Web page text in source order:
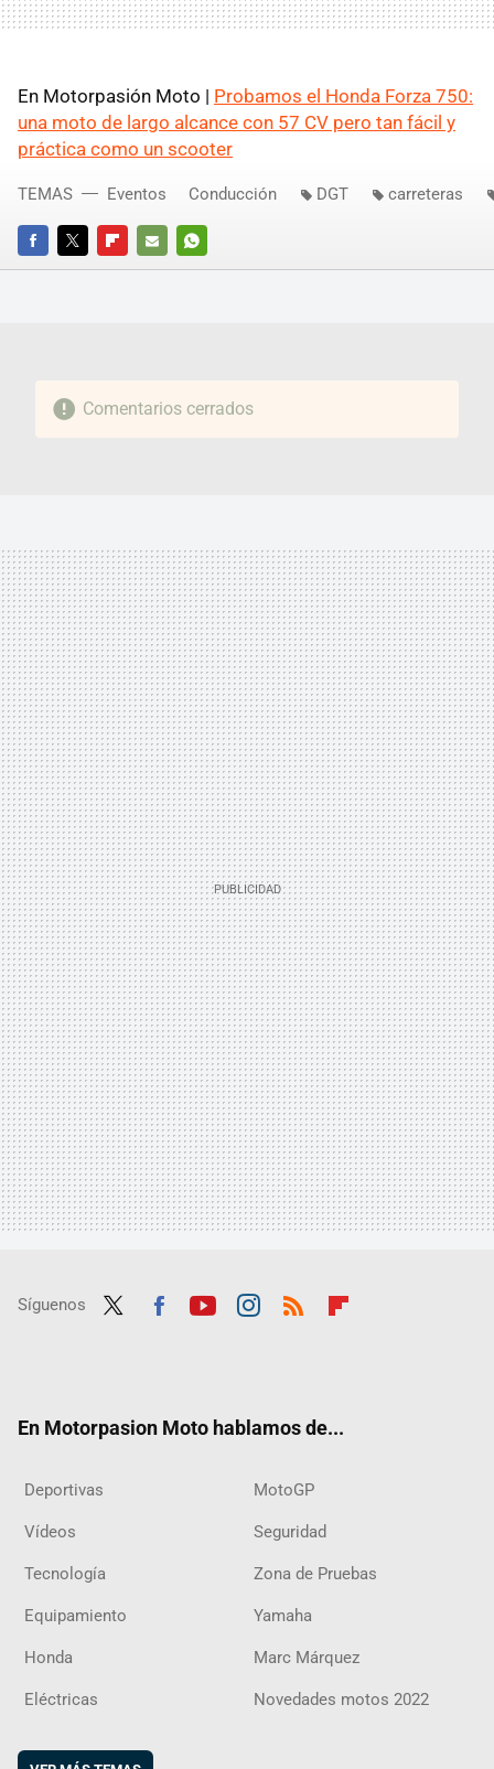
En Motorpasión Moto | Probamos el Honda Forza 750:
una moto de largo alcance con 57 CV pero tan fácil y
práctica como un scooter
FACEBOOKTWITTERFLIPBOARD
E-
WHATSAPP
TEMAS Eventos Conducción DGT carreteras
Comentarios cerrados
Síguenos
En Motorpasion Moto hablamos de...
Deportivas MotoGP
Vídeos Seguridad
Tecnología Zona de Pruebas
Equipamiento Yamaha
Honda Marc Márquez
Eléctricas Novedades motos 2022